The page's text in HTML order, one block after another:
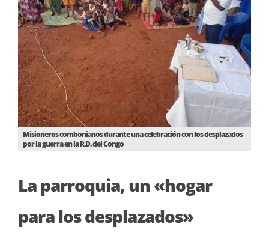
Misioneros combonianos durante una celebración con los desplazados
por la guerra en la R.D. del Congo
La parroquia, un «hogar
para los desplazados»